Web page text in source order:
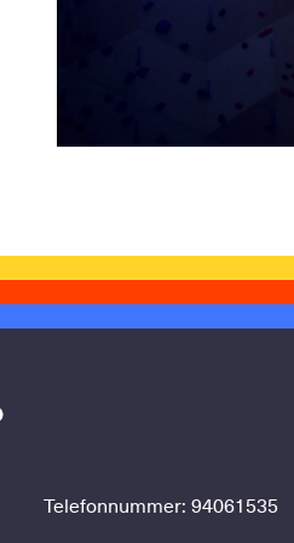
Telefonnummer: 94061535